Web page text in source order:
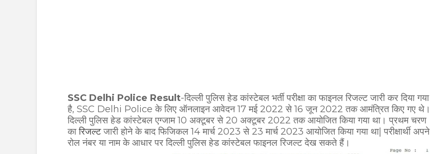
SSC Delhi Police Result-दिल्ली पुलिस हेड कांस्टेबल भर्ती परीक्षा का फाइनल रिजल्ट जारी कर दिया गया
है, SSC Delhi Police के लिए ऑनलाइन आवेदन 17 मई 2022 से 16 जून 2022 तक आमंत्रित किए गए थे।
दिल्ली पुलिस हेड कांस्टेबल एग्जाम 10 अक्टूबर से 20 अक्टूबर 2022 तक आयोजित किया गया था। प्रथम चरण
कारिजल्टजारी होने के बाद फिजिकल 14 मार्च 2023 से 23 मार्च 2023 आयोजित किया गया था| परीक्षार्थी अपने
रोल नंबर या नाम के आधार पर दिल्ली पुलिस हेड कांस्टेबल फाइनल रिजल्ट देख सकते हैं।